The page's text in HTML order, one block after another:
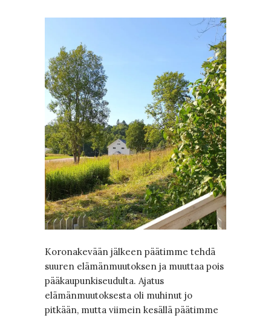
Koronakevään jälkeen päätimme tehdä
suuren elämänmuutoksen ja muuttaa pois
pääkaupunkiseudulta. Ajatus
elämänmuutoksesta oli muhinut jo
pitkään, mutta viimein kesällä päätimme